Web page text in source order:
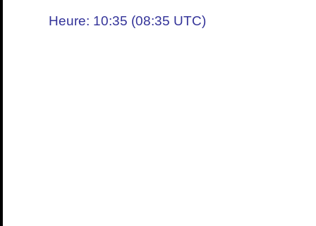
Heure: 10:35 (08:35 UTC)